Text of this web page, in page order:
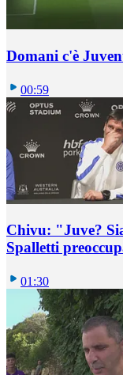
Domani c'è
00:59
Chivu: "Juve?
Spalletti
01:30